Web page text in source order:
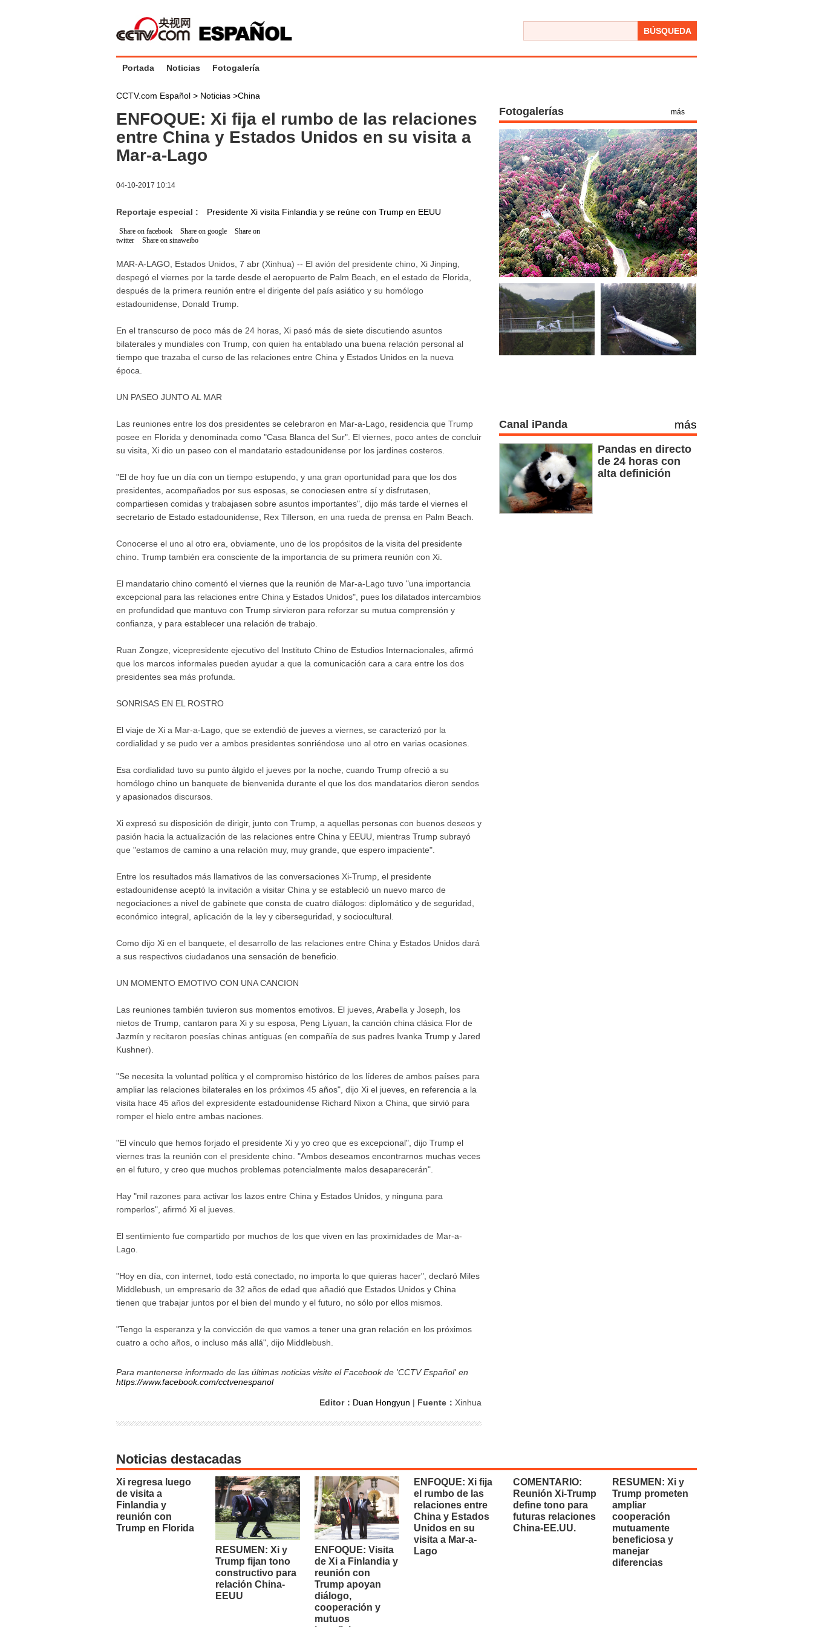
BÚSQUEDA
Portada Noticias Fotogalería
CCTV.com Español > Noticias >China
ENFOQUE: Xi fija el rumbo de las relaciones
entre China y Estados Unidos en su visita a
Mar-a-Lago
04-10-2017 10:14
Reportaje especial : Presidente Xi visita Finlandia y se reúne con Trump en EEUU
Share on facebook Share on google
Share on
twitter
Share on sinaweibo
MAR-A-LAGO, Estados Unidos, 7 abr (Xinhua) -- El avión del presidente chino, Xi Jinping,
despegó el viernes por la tarde desde el aeropuerto de Palm Beach, en el estado de Florida,
después de la primera reunión entre el dirigente del país asiático y su homólogo
estadounidense, Donald Trump.
En el transcurso de poco más de 24 horas, Xi pasó más de siete discutiendo asuntos
bilaterales y mundiales con Trump, con quien ha entablado una buena relación personal al
tiempo que trazaba el curso de las relaciones entre China y Estados Unidos en la nueva
época.
UN PASEO JUNTO AL MAR
Las reuniones entre los dos presidentes se celebraron en Mar-a-Lago, residencia que Trump
posee en Florida y denominada como "Casa Blanca del Sur". El viernes, poco antes de concluir
su visita, Xi dio un paseo con el mandatario estadounidense por los jardines costeros.
"El de hoy fue un día con un tiempo estupendo, y una gran oportunidad para que los dos
presidentes, acompañados por sus esposas, se conociesen entre sí y disfrutasen,
compartiesen comidas y trabajasen sobre asuntos importantes", dijo más tarde el viernes el
secretario de Estado estadounidense, Rex Tillerson, en una rueda de prensa en Palm Beach.
Conocerse el uno al otro era, obviamente, uno de los propósitos de la visita del presidente
chino. Trump también era consciente de la importancia de su primera reunión con Xi.
El mandatario chino comentó el viernes que la reunión de Mar-a-Lago tuvo "una importancia
excepcional para las relaciones entre China y Estados Unidos", pues los dilatados intercambios
en profundidad que mantuvo con Trump sirvieron para reforzar su mutua comprensión y
confianza, y para establecer una relación de trabajo.
Ruan Zongze, vicepresidente ejecutivo del Instituto Chino de Estudios Internacionales, afirmó
que los marcos informales pueden ayudar a que la comunicación cara a cara entre los dos
presidentes sea más profunda.
SONRISAS EN EL ROSTRO
El viaje de Xi a Mar-a-Lago, que se extendió de jueves a viernes, se caracterizó por la
cordialidad y se pudo ver a ambos presidentes sonriéndose uno al otro en varias ocasiones.
Esa cordialidad tuvo su punto álgido el jueves por la noche, cuando Trump ofreció a su
homólogo chino un banquete de bienvenida durante el que los dos mandatarios dieron sendos
y apasionados discursos.
Xi expresó su disposición de dirigir, junto con Trump, a aquellas personas con buenos deseos y
pasión hacia la actualización de las relaciones entre China y EEUU, mientras Trump subrayó
que "estamos de camino a una relación muy, muy grande, que espero impaciente".
Entre los resultados más llamativos de las conversaciones Xi-Trump, el presidente
estadounidense aceptó la invitación a visitar China y se estableció un nuevo marco de
negociaciones a nivel de gabinete que consta de cuatro diálogos: diplomático y de seguridad,
económico integral, aplicación de la ley y ciberseguridad, y sociocultural.
Como dijo Xi en el banquete, el desarrollo de las relaciones entre China y Estados Unidos dará
a sus respectivos ciudadanos una sensación de beneficio.
UN MOMENTO EMOTIVO CON UNA CANCION
Las reuniones también tuvieron sus momentos emotivos. El jueves, Arabella y Joseph, los
nietos de Trump, cantaron para Xi y su esposa, Peng Liyuan, la canción china clásica Flor de
Jazmín y recitaron poesías chinas antiguas (en compañía de sus padres Ivanka Trump y Jared
Kushner).
"Se necesita la voluntad política y el compromiso histórico de los líderes de ambos países para
ampliar las relaciones bilaterales en los próximos 45 años", dijo Xi el jueves, en referencia a la
visita hace 45 años del expresidente estadounidense Richard Nixon a China, que sirvió para
romper el hielo entre ambas naciones.
"El vínculo que hemos forjado el presidente Xi y yo creo que es excepcional", dijo Trump el
viernes tras la reunión con el presidente chino. "Ambos deseamos encontrarnos muchas veces
en el futuro, y creo que muchos problemas potencialmente malos desaparecerán".
Hay "mil razones para activar los lazos entre China y Estados Unidos, y ninguna para
romperlos", afirmó Xi el jueves.
El sentimiento fue compartido por muchos de los que viven en las proximidades de Mar-a-
Lago.
"Hoy en día, con internet, todo está conectado, no importa lo que quieras hacer", declaró Miles
Middlebush, un empresario de 32 años de edad que añadió que Estados Unidos y China
tienen que trabajar juntos por el bien del mundo y el futuro, no sólo por ellos mismos.
"Tengo la esperanza y la convicción de que vamos a tener una gran relación en los próximos
cuatro a ocho años, o incluso más allá", dijo Middlebush.
Para mantenerse informado de las últimas noticias visite el Facebook de 'CCTV Español' en
https://www.facebook.com/cctvenespanol
Editor： Duan Hongyun | Fuente： Xinhua
Fotogalerías más
Canal iPanda más
Pandas en directo
de 24 horas con
alta definición
Noticias destacadas
Xi regresa luego
de visita a
Finlandia y
reunión con
Trump en Florida
RESUMEN: Xi y
Trump fijan tono
constructivo para
relación China-
EEUU
ENFOQUE: Visita
de Xi a Finlandia y
reunión con
Trump apoyan
diálogo,
cooperación y
mutuos
ENFOQUE: Xi fija
el rumbo de las
relaciones entre
China y Estados
Unidos en su
visita a Mar-a-
Lago
COMENTARIO:
Reunión Xi-Trump
define tono para
futuras relaciones
China-EE.UU.
RESUMEN: Xi y
Trump prometen
ampliar
cooperación
mutuamente
beneficiosa y
manejar
diferencias